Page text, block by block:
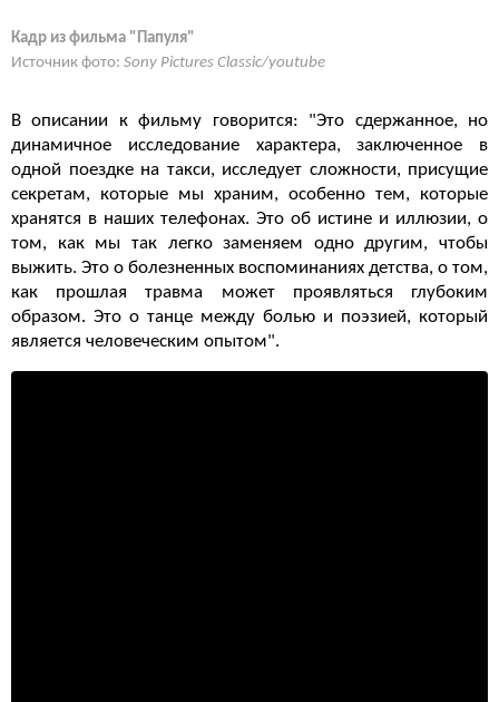
Кадр из фильма "Папуля"
Источник фото: Sony Pictures Classic/youtube
В описании к фильму говорится: "Это сдержанное, но
динамичное исследование характера, заключенное в
одной поездке на такси, исследует сложности, присущие
секретам, которые мы храним, особенно тем, которые
хранятся в наших телефонах. Это об истине и иллюзии, о
том, как мы так легко заменяем одно другим, чтобы
выжить. Это о болезненных воспоминаниях детства, о том,
как прошлая травма может проявляться глубоким
образом. Это о танце между болью и поэзией, который
является человеческим опытом".